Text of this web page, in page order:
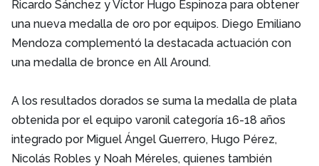
Ricardo Sánchez y Víctor Hugo Espinoza para obtener
una nueva medalla de oro por equipos. Diego Emiliano
Mendoza complementó la destacada actuación con
una medalla de bronce en All Around.
A los resultados dorados se suma la medalla de plata
obtenida por el equipo varonil categoría 16-18 años
integrado por Miguel Ángel Guerrero, Hugo Pérez,
Nicolás Robles y Noah Méreles, quienes también